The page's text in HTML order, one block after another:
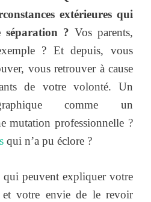
extérieures qui
? Vos parents,
? Et depuis, vous
vous retrouver à cause
de votre volonté. Un
comme un
mutation professionnelle ?
qui n’a pu éclore ?
peuvent expliquer votre
et votre envie de le revoir